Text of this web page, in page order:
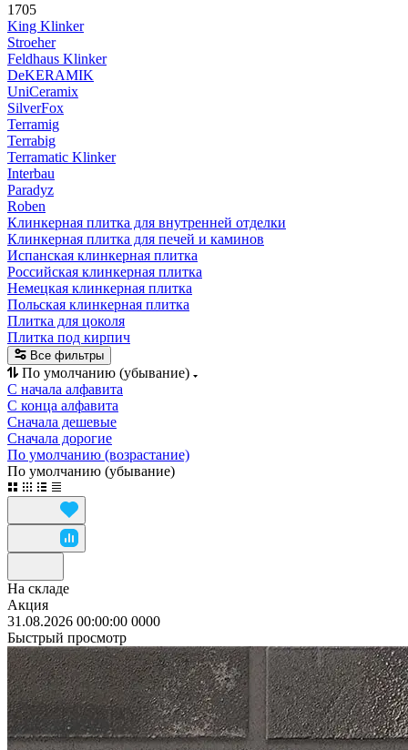
1705
King Klinker
Stroeher
Feldhaus Klinker
DeKERAMIK
UniCeramix
SilverFox
Terramig
Terrabig
Terramatic Klinker
Interbau
Paradyz
Roben
Клинкерная плитка для внутренней отделки
Клинкерная плитка для печей и каминов
Испанская клинкерная плитка
Российская клинкерная плитка
Немецкая клинкерная плитка
Польская клинкерная плитка
Плитка для цоколя
Плитка под кирпич
Все фильтры
По умолчанию (убывание)
С начала алфавита
С конца алфавита
Сначала дешевые
Сначала дорогие
По умолчанию (возрастание)
По умолчанию (убывание)
На складе
Акция
31.08.2026 00:00:00 0000
Быстрый просмотр